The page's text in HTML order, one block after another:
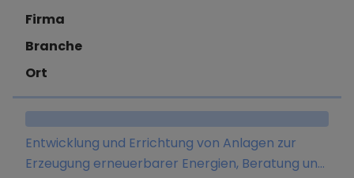
Firma
Branche
Ort
Entwicklung und Errichtung von Anlagen zur
Erzeugung erneuerbarer Energien, Beratung und